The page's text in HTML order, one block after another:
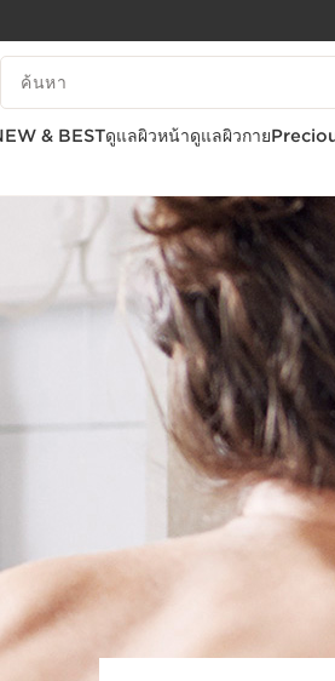
ข้ามไปยังเนื้อหา
บันทึกข้อมูลค้นหา
& BESTดูแลผิวหน้าดูแลผิวกาย